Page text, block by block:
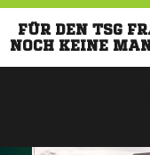
FÜR DEN TSG
NOCH KEINE